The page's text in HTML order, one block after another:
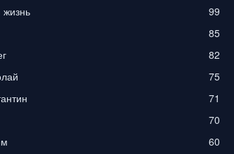
жизнь
99
85
82
75
71
70
60